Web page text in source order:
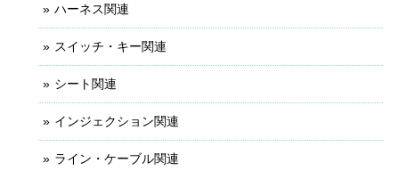
ハーネス関連
スイッチ・キー関連
シート関連
インジェクション関連
ライン・ケーブル関連